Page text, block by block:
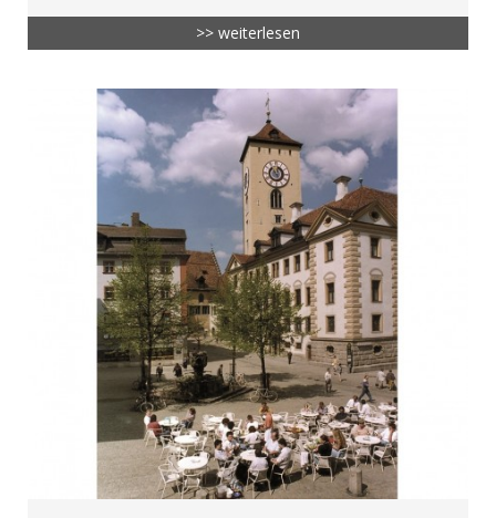
>> weiterlesen